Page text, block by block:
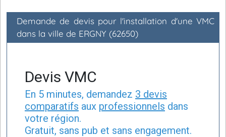
Demande de devis pour l'installation d'une VMC
dans la ville de ERGNY (62650)
Devis VMC
En 5 minutes, demandez 3 devis
comparatifs aux professionnels dans
votre région.
Gratuit, sans pub et sans engagement.